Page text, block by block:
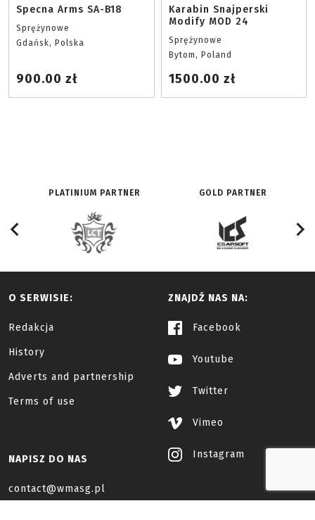
Specna Arms SA-B18
Sprężynowe
Gdańsk, Polska
900.00 zł
Karabin Snajperski
Modify MOD 24
Sprężynowe
Bytom, Poland
1500.00 zł
PLATINIUM PARTNER GOLD PARTNER
O SERWISIE:
Redakcja
History
Adverts and partnership
Terms of use
ZNAJDŹ NAS NA:
Facebook
Youtube
Twitter
Vimeo
Instagram
NAPISZ DO NAS
contact@wmasg.pl